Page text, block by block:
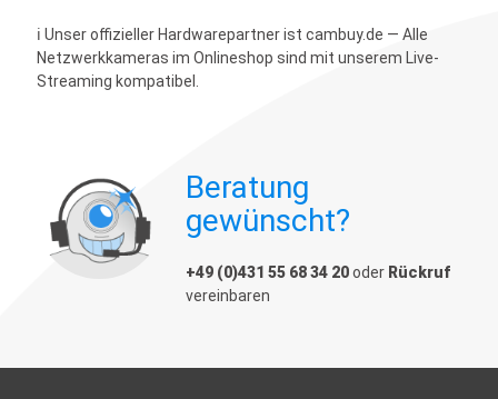
ℹ️ Unser offizieller Hardwarepartner ist cambuy.de — Alle
Netzwerkkameras im Onlineshop sind mit unserem Live-
Streaming kompatibel.
Beratung
gewünscht?
+49 (0)431 55 68 34 20oder Rückruf
vereinbaren